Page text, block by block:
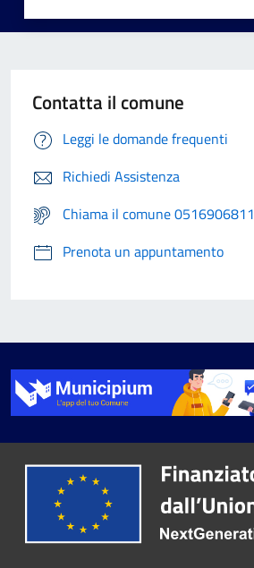
Contatta il comune
Leggi le domande frequenti
Richiedi Assistenza
Chiama il comune 0516906811
Prenota un appuntamento